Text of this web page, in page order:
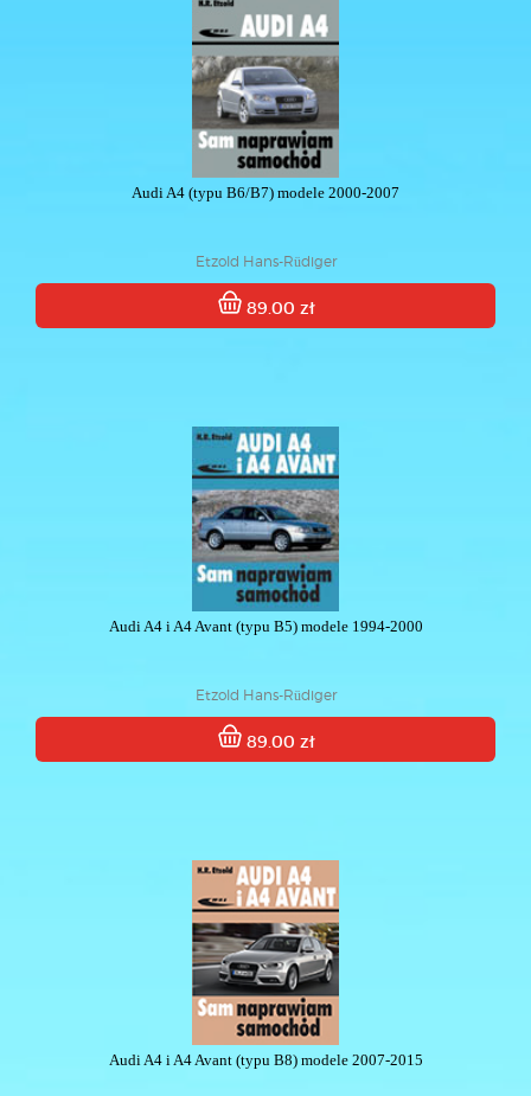
Audi A4 (typu B6/B7) modele 2000-2007
Etzold Hans-Rüdiger
89.00 zł
Audi A4 i A4 Avant (typu B5) modele 1994-2000
Etzold Hans-Rüdiger
89.00 zł
Audi A4 i A4 Avant (typu B8) modele 2007-2015